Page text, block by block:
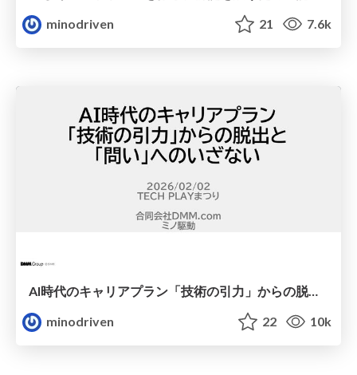
minodriven
21 7.6k
AI時代のキャリアプラン「技術の引力」からの脱出と「問い」へのいざない / tech-gravity
minodriven
22 10k